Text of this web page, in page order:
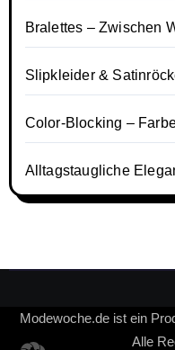
Bralettes – Zwischen
Slipkleider &
Color-Blocking –
Alltagstaugliche
Modewoche.de ist ein
Alle